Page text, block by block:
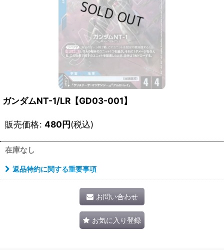
ガンダムNT-1/LR【GD03-001】
販売価格: 480円(税込)
在庫なし
返品特約に関する重要事項
お問い合わせ
お気に入り登録